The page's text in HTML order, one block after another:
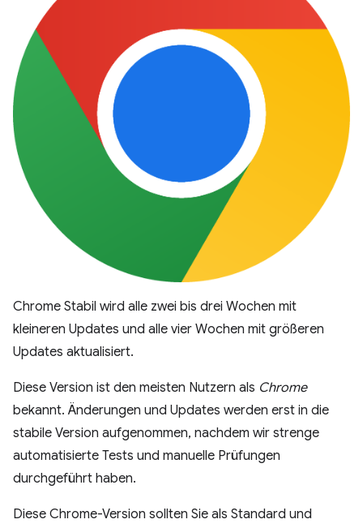
Chrome Stabil wird alle zwei bis drei Wochen mit
kleineren Updates und alle vier Wochen mit größeren
Updates aktualisiert.
Diese Version ist den meisten Nutzern als Chrome
bekannt. Änderungen und Updates werden erst in die
stabile Version aufgenommen, nachdem wir strenge
automatisierte Tests und manuelle Prüfungen
durchgeführt haben.
Diese Chrome-Version sollten Sie als Standard und